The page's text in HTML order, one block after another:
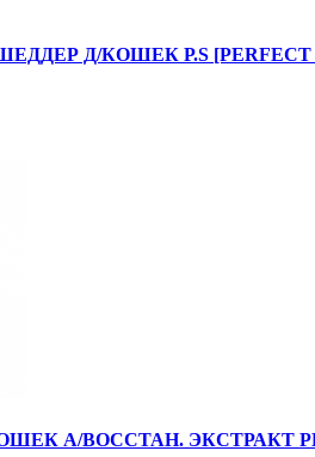
Д/КОШЕК Р.S [PERFECT
А/ВОССТАН. ЭКСТРАКТ